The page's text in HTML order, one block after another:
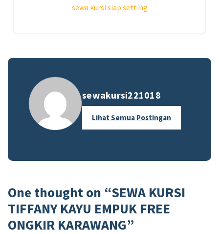
sewa kursi siap setting
sewakursi221018
Lihat Semua Postingan
One thought on “SEWA KURSI
TIFFANY KAYU EMPUK FREE
ONGKIR KARAWANG”